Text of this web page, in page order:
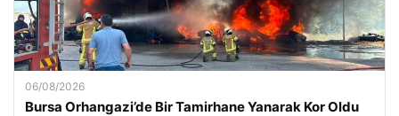
06/08/2026
Bursa Orhangazi’de Bir Tamirhane Yanarak Kor Oldu